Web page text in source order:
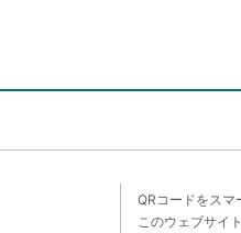
QRコードをスマ
このウェブサイ